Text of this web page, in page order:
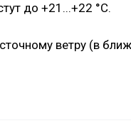
до +21...+22 °C.
ветру (в